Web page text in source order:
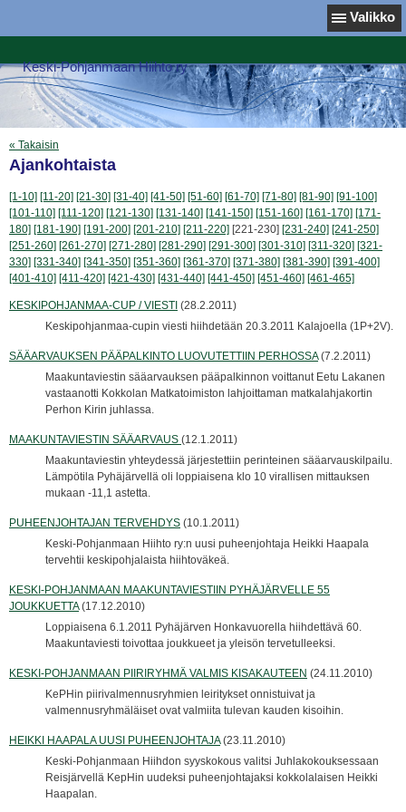
Valikko
Keski-Pohjanmaan Hiihto ry
« Takaisin
Ajankohtaista
[1-10] [11-20] [21-30] [31-40] [41-50] [51-60] [61-70] [71-80] [81-90] [91-100]
[101-110] [111-120] [121-130] [131-140] [141-150] [151-160] [161-170] [171-
180] [181-190] [191-200] [201-210] [211-220] [221-230] [231-240] [241-250]
[251-260] [261-270] [271-280] [281-290] [291-300] [301-310] [311-320] [321-
330] [331-340] [341-350] [351-360] [361-370] [371-380] [381-390] [391-400]
[401-410] [411-420] [421-430] [431-440] [441-450] [451-460] [461-465]
KESKIPOHJANMAA-CUP / VIESTI (28.2.2011)
Keskipohjanmaa-cupin viesti hiihdetään 20.3.2011 Kalajoella (1P+2V).
SÄÄARVAUKSEN PÄÄPALKINTO LUOVUTETTIIN PERHOSSA (7.2.2011)
Maakuntaviestin sääarvauksen pääpalkinnon voittanut Eetu Lakanen
vastaanotti Kokkolan Matkatoimiston lahjoittaman matkalahjakortin
Perhon Kirin juhlassa.
MAAKUNTAVIESTIN SÄÄARVAUS (12.1.2011)
Maakuntaviestin yhteydessä järjestettiin perinteinen sääarvauskilpailu.
Lämpötila Pyhäjärvellä oli loppiaisena klo 10 virallisen mittauksen
mukaan -11,1 astetta.
PUHEENJOHTAJAN TERVEHDYS (10.1.2011)
Keski-Pohjanmaan Hiihto ry:n uusi puheenjohtaja Heikki Haapala
tervehtii keskipohjalaista hiihtoväkeä.
KESKI-POHJANMAAN MAAKUNTAVIESTIIN PYHÄJÄRVELLE 55
JOUKKUETTA (17.12.2010)
Loppiaisena 6.1.2011 Pyhäjärven Honkavuorella hiihdettävä 60.
Maakuntaviesti toivottaa joukkueet ja yleisön tervetulleeksi.
KESKI-POHJANMAAN PIIRIRYHMÄ VALMIS KISAKAUTEEN (24.11.2010)
KePHin piirivalmennusryhmien leiritykset onnistuivat ja
valmennusryhmäläiset ovat valmiita tulevan kauden kisoihin.
HEIKKI HAAPALA UUSI PUHEENJOHTAJA (23.11.2010)
Keski-Pohjanmaan Hiihdon syyskokous valitsi Juhlakokouksessaan
Reisjärvellä KepHin uudeksi puheenjohtajaksi kokkolalaisen Heikki
Haapalan.